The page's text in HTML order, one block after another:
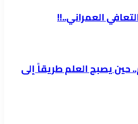
العمراني..!!
حين يصبح العلم طريقاً إلى